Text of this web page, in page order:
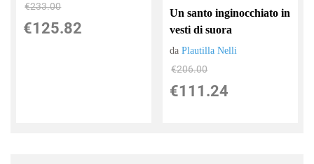
€233.00
€125.82
Un santo inginocchiato in
vesti di suora
daPlautilla Nelli
€206.00
€111.24